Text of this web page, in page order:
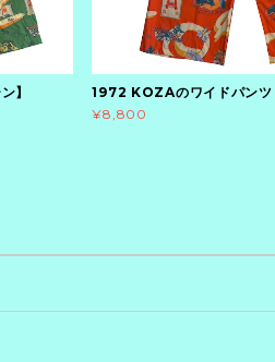
】
1972 KOZAのワイドパンツ
¥8,800